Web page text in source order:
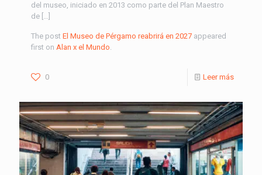
del museo, iniciado en 2013 como parte del Plan Maestro
de […]
The post El Museo de Pérgamo reabrirá en 2027 appeared
first on Alan x el Mundo.
0 Leer más